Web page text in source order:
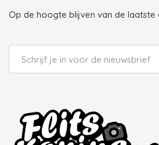
Op de hoogte blijven van de laatste